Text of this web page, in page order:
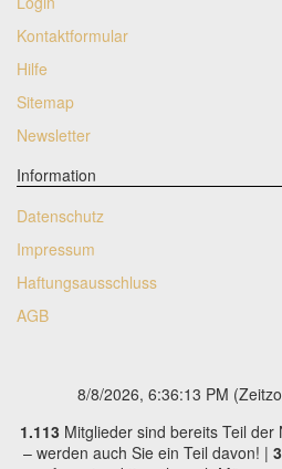
Schweiz
Kontaktformular
Hilfe
Sitemap
Newsletter
Information
Datenschutz
Impressum
Haftungsausschluss
AGB
8/8/2026, 6:36:14 PM
1.113 Mitglieder sind bereits Teil
– werden auch Sie ein Teil davon! |